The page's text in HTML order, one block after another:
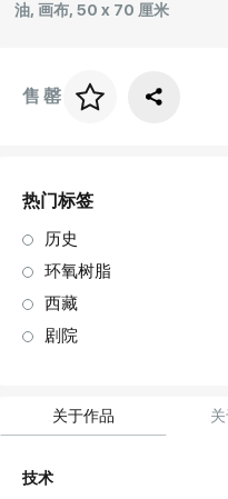
关于作品
技术
油, 画布, 50 x 70 厘米
画框价格
售罄
热门标签
历史
环氧树脂
西藏
剧院